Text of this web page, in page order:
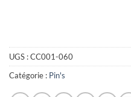
UGS :CC001-060
Catégorie : Pin's